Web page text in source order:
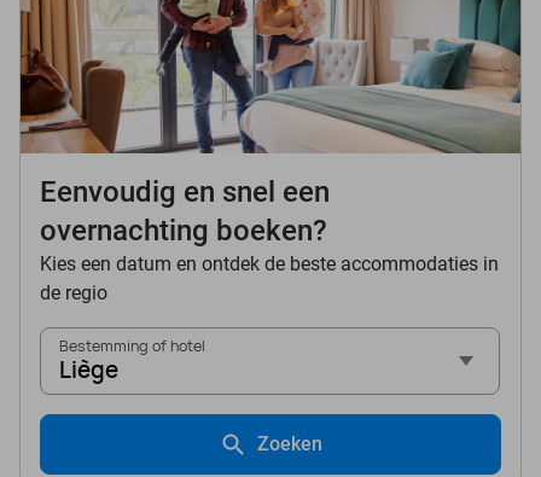
Eenvoudig en snel een
overnachting boeken?
Kies een datum en ontdek de beste accommodaties in
de regio
Bestemming of hotel
Liège
Zoeken